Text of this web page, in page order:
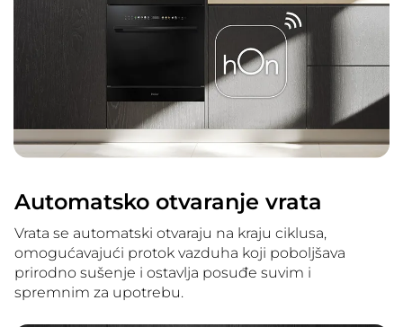
Automatsko otvaranje vrata
Vrata se automatski otvaraju na kraju ciklusa,
omogućavajući protok vazduha koji poboljšava
prirodno sušenje i ostavlja posuđe suvim i
spremnim za upotrebu.